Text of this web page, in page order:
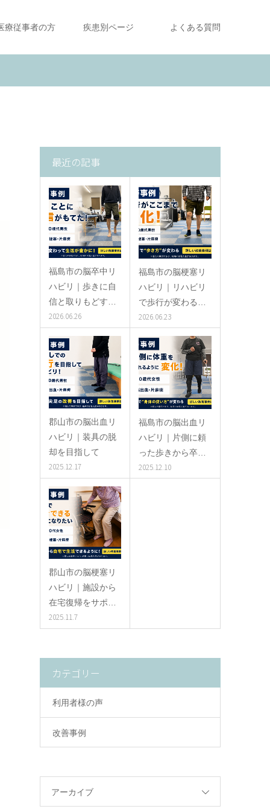
療従事者の方 疾患別ページ よくある質問
最近の記事
福島市の脳卒中リ
ハビリ｜歩きに自
信と取りもどす…
2026.06.26
福島市の脳梗塞リ
ハビリ｜リハビリ
で歩行が変わる…
2026.06.23
郡山市の脳出血リ
ハビリ｜装具の脱
却を目指して
2025.12.17
福島市の脳出血リ
ハビリ｜片側に頼
った歩きから卒…
2025.12.10
郡山市の脳梗塞リ
ハビリ｜施設から
在宅復帰をサポ…
2025.11.7
カテゴリー
利用者様の声
改善事例
アーカイブ